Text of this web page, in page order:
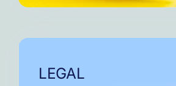
LEGAL